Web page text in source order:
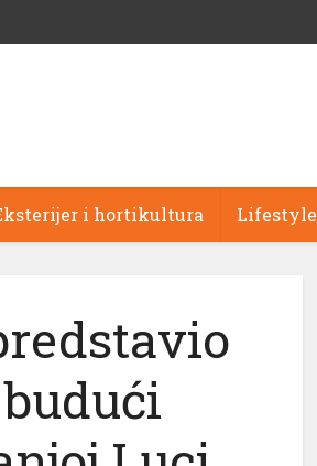
i hortikultura Lifestyle